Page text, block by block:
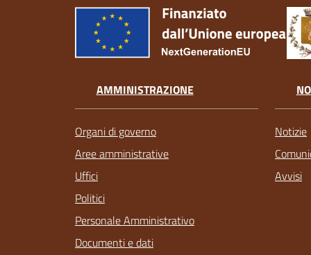
AMMINISTRAZIONE
Organi di governo
Aree amministrative
Uffici
Politici
Personale Amministrativo
Documenti e dati
Notizie
Avvisi